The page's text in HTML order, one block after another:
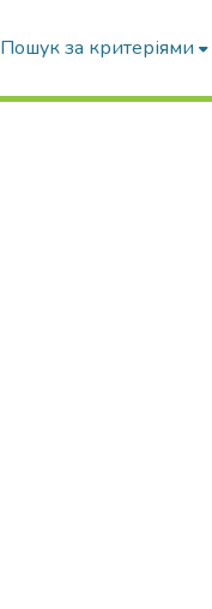
Пошук за критеріями